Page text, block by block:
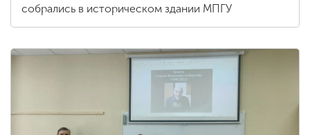
собрались в историческом здании МПГУ